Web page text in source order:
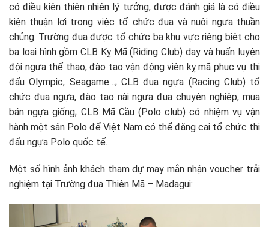
có điều kiện thiên nhiên lý tưởng, được đánh giá là có điều
kiện thuận lợi trong việc tổ chức đua và nuôi ngựa thuần
chủng. Trường đua được tổ chức ba khu vực riêng biệt cho
ba loại hình gồm CLB Kỵ Mã (Riding Club) dạy và huấn luyện
đội ngựa thể thao, đào tạo vận động viên kỵ mã phục vụ thi
đấu Olympic, Seagame…; CLB đua ngựa (Racing Club) tổ
chức đua ngựa, đào tạo nài ngựa đua chuyên nghiệp, mua
bán ngựa giống; CLB Mã Cầu (Polo club) có nhiệm vụ vận
hành một sân Polo để Việt Nam có thể đăng cai tổ chức thi
đấu ngựa Polo quốc tế.
Một số hình ảnh khách tham dự may mắn nhận voucher trải
nghiệm tại Trường đua Thiên Mã – Madagui: